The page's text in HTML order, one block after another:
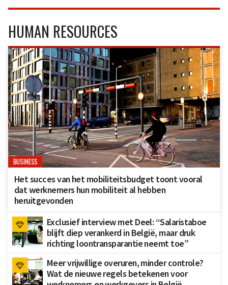
HUMAN RESOURCES
BUSINESS
Het succes van het mobiliteitsbudget toont vooral
dat werknemers hun mobiliteit al hebben
heruitgevonden
Exclusief interview met Deel: “Salaristaboe
blijft diep verankerd in België, maar druk
richting loontransparantie neemt toe”
Meer vrijwillige overuren, minder controle?
Wat de nieuwe regels betekenen voor